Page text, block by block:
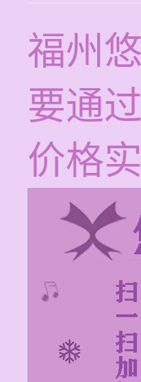
福州
要通
价格